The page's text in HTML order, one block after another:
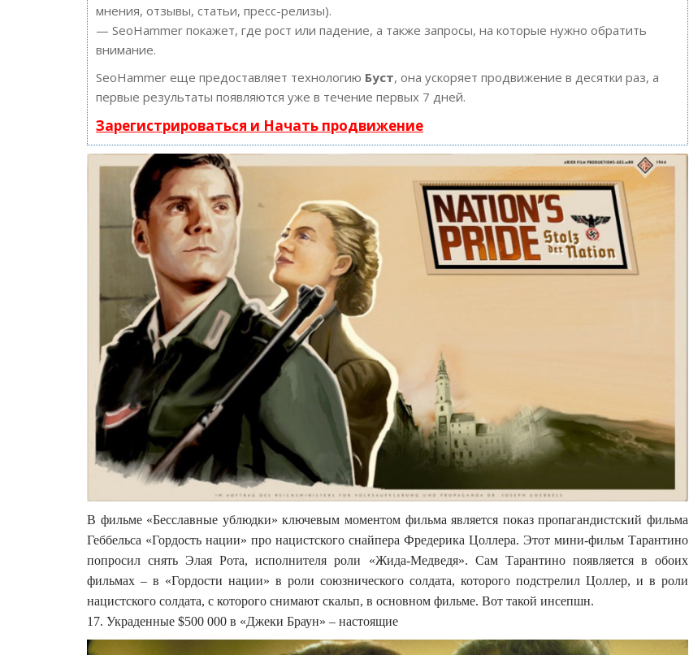
мнения, отзывы, статьи, пресс-релизы).
— SeoHammer покажет, где рост или падение, а также запросы, на которые нужно обратить
внимание.
SeoHammer еще предоставляет технологию Буст, она ускоряет продвижение в десятки раз, а
первые результаты появляются уже в течение первых 7 дней.
Зарегистрироваться и Начать продвижение
В фильме «Бесславные ублюдки» ключевым моментом фильма является показ пропагандистский фильма
Геббельса «Гордость нации» про нацистского снайпера Фредерика Цоллера. Этот мини-фильм Тарантино
попросил снять Элая Рота, исполнителя роли «Жида-Медведя». Сам Тарантино появляется в обоих
фильмах – в «Гордости нации» в роли союзнического солдата, которого подстрелил Цоллер, и в роли
нацистского солдата, с которого снимают скальп, в основном фильме. Вот такой инсепшн.
17. Украденные $500 000 в «Джеки Браун» – настоящие